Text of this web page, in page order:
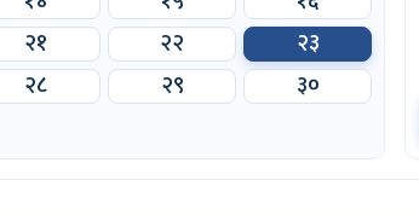
२१ २२
२३
२८ २९
३०